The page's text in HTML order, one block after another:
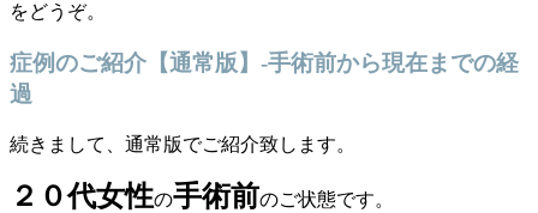
をどうぞ。
症例のご紹介【通常版】-手術前から現在までの経
過
続きまして、通常版でご紹介致します。
２０代女性の手術前のご状態です。